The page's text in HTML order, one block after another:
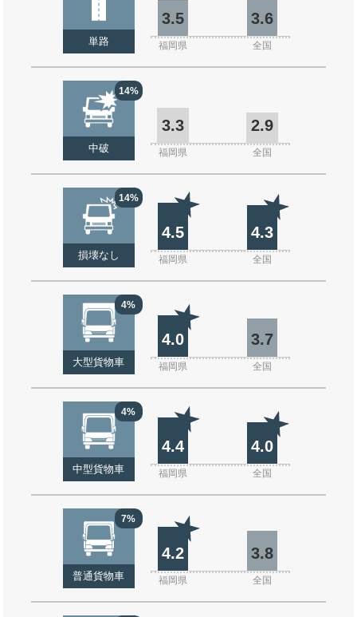
単路
3.5 3.6
福岡県 全国
14%
中破
3.3 2.9
福岡県 全国
14%
損壊なし
4.5 4.3
福岡県 全国
4%
大型貨物車
4.0 3.7
福岡県 全国
4%
中型貨物車
4.4 4.0
福岡県 全国
7%
普通貨物車
4.2 3.8
福岡県 全国